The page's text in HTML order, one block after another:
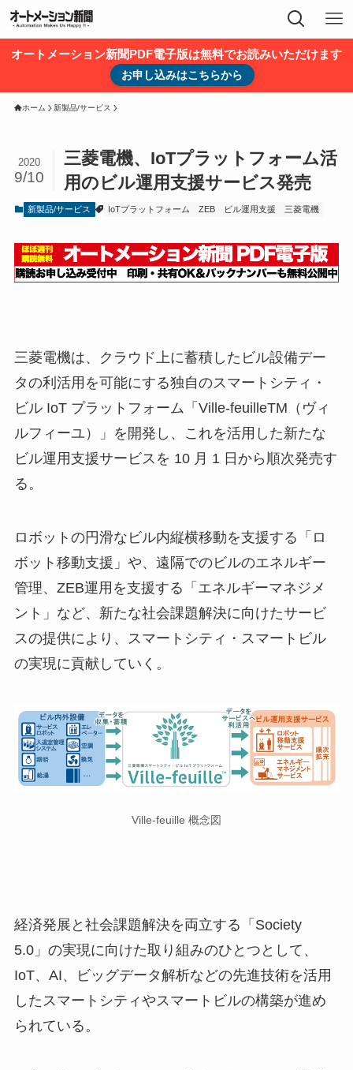
オートメーション新聞PDF電子版は無料でお読みいただけます
お申し込みはこちらから
ホーム 新製品/サービス
三菱電機、IoTプラットフォーム活
用のビル運用支援サービス発売
2020
9/10
新製品/サービス IoTプラットフォーム ZEB ビル運用支援 三菱電機
三菱電機は、クラウド上に蓄積したビル設備デー
タの利活用を可能にする独自のスマートシティ・
ビル IoT プラットフォーム「Ville-feuilleTM（ヴィ
ルフィーユ）」を開発し、これを活用した新たな
ビル運用支援サービスを 10 月 1 日から順次発売す
る。
ロボットの円滑なビル内縦横移動を支援する「ロ
ボット移動支援」や、遠隔でのビルのエネルギー
管理、ZEB運用を支援する「エネルギーマネジメ
ント」など、新たな社会課題解決に向けたサービ
スの提供により、スマートシティ・スマートビル
の実現に貢献していく。
Ville-feuille 概念図
経済発展と社会課題解決を両立する「Society
5.0」の実現に向けた取り組みのひとつとして、
IoT、AI、ビッグデータ解析などの先進技術を活用
したスマートシティやスマートビルの構築が進め
られている。